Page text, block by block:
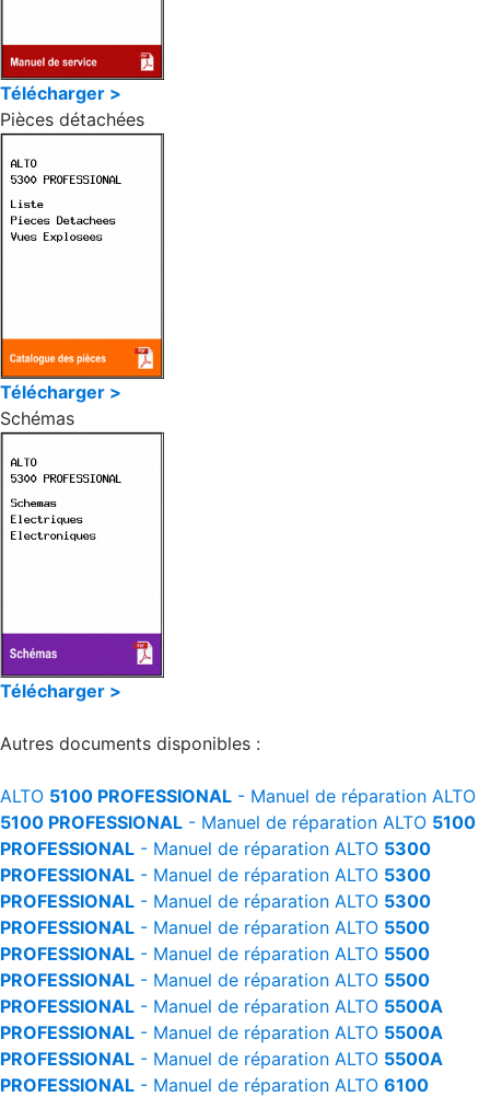
Télécharger >
Pièces détachées
Télécharger >
Schémas
Télécharger >
Autres documents disponibles :
ALTO 5100 PROFESSIONAL - Manuel de réparation ALTO
5100 PROFESSIONAL - Manuel de réparation ALTO 5100
PROFESSIONAL - Manuel de réparation ALTO 5300
PROFESSIONAL - Manuel de réparation ALTO 5300
PROFESSIONAL - Manuel de réparation ALTO 5300
PROFESSIONAL - Manuel de réparation ALTO 5500
PROFESSIONAL - Manuel de réparation ALTO 5500
PROFESSIONAL - Manuel de réparation ALTO 5500
PROFESSIONAL - Manuel de réparation ALTO 5500A
PROFESSIONAL - Manuel de réparation ALTO 5500A
PROFESSIONAL - Manuel de réparation ALTO 5500A
PROFESSIONAL - Manuel de réparation ALTO 6100